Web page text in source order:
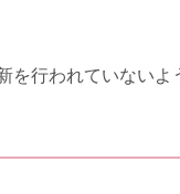
行われていないよ